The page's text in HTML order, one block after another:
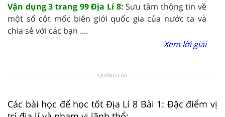
Vận dụng 3 trang 99 Địa Lí 8: Sưu tầm thông tin về
một số cột mốc biên giới quốc gia của nước ta và
chia sẻ với các bạn ....
Xem lời giải
QUẢNG CÁO
Các bài học để học tốt Địa Lí 8 Bài 1: Đặc điểm vị